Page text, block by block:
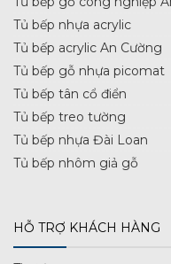
Tủ bếp nhựa acrylic
Tủ bếp acrylic An Cường
Tủ bếp gỗ nhựa picomat
Tủ bếp tân cổ điển
Tủ bếp treo tường
Tủ bếp nhựa Đài Loan
Tủ bếp nhôm giả gỗ
HỖ TRỢ KHÁCH HÀNG